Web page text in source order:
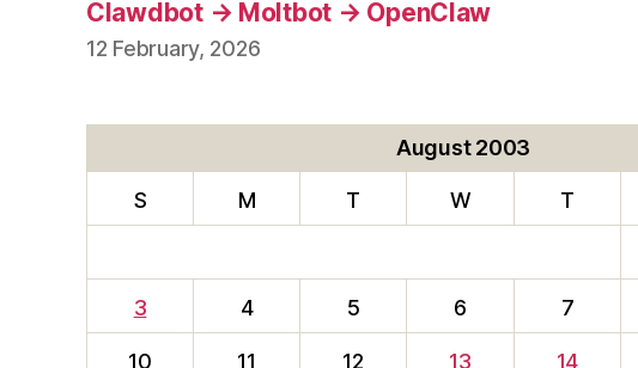
Clawdbot → Moltbot → OpenClaw
12 February, 2026
August 2003
S M T W T
3 4 5 6 7
10 11 12 13 14